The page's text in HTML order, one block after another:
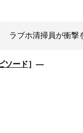
ラブホ清掃員が衝撃
ソード］―